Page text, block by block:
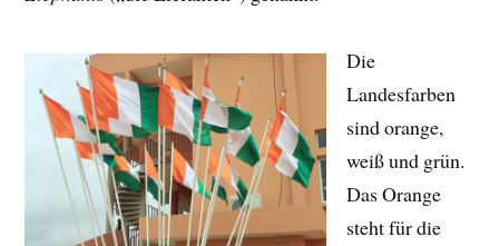
Die
Landesfarben
sind orange,
weiß und grün.
Das Orange
steht für die